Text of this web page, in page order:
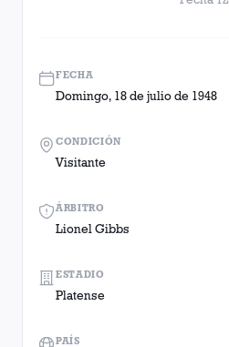
FECHA
Domingo, 18 de julio de 1948
ÁRBITRO
Lionel Gibbs
CONDICIÓN
Visitante
ESTADIO
Platense
PAÍS